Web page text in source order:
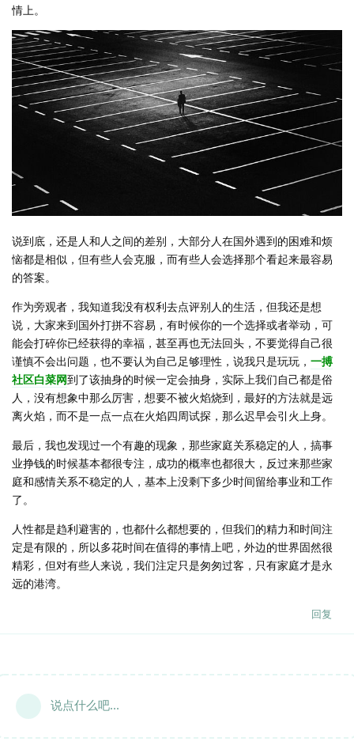
情上。
说到底，还是人和人之间的差别，大部分人在国外遇到的困难和烦
恼都是相似，但有些人会克服，而有些人会选择那个看起来最容易
的答案。
作为旁观者，我知道我没有权利去点评别人的生活，但我还是想
说，大家来到国外打拼不容易，有时候你的一个选择或者举动，可
能会打碎你已经获得的幸福，甚至再也无法回头，不要觉得自己很
谨慎不会出问题，也不要认为自己足够理性，说我只是玩玩， 一搏
社区白菜网到了该抽身的时候一定会抽身，实际上我们自己都是俗
人，没有想象中那么厉害，想要不被火焰烧到，最好的方法就是远
离火焰，而不是一点一点在火焰四周试探，那么迟早会引火上身。
最后，我也发现过一个有趣的现象，那些家庭关系稳定的人，搞事
业挣钱的时候基本都很专注，成功的概率也都很大，反过来那些家
庭和感情关系不稳定的人，基本上没剩下多少时间留给事业和工作
了。
人性都是趋利避害的，也都什么都想要的，但我们的精力和时间注
定是有限的，所以多花时间在值得的事情上吧，外边的世界固然很
精彩，但对有些人来说，我们注定只是匆匆过客，只有家庭才是永
远的港湾。
回复
说点什么吧...